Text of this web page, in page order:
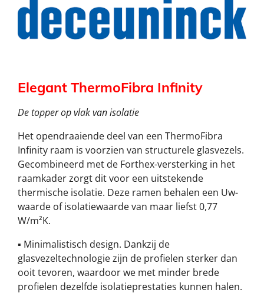
Elegant ThermoFibra Infinity
De topper op vlak van isolatie
Het opendraaiende deel van een ThermoFibra
Infinity raam is voorzien van structurele glasvezels.
Gecombineerd met de Forthex-versterking in het
raamkader zorgt dit voor een uitstekende
thermische isolatie. Deze ramen behalen een Uw-
waarde of isolatiewaarde van maar liefst 0,77
W/m²K.
▪ Minimalistisch design. Dankzij de
glasvezeltechnologie zijn de profielen sterker dan
ooit tevoren, waardoor we met minder brede
profielen dezelfde isolatieprestaties kunnen halen.